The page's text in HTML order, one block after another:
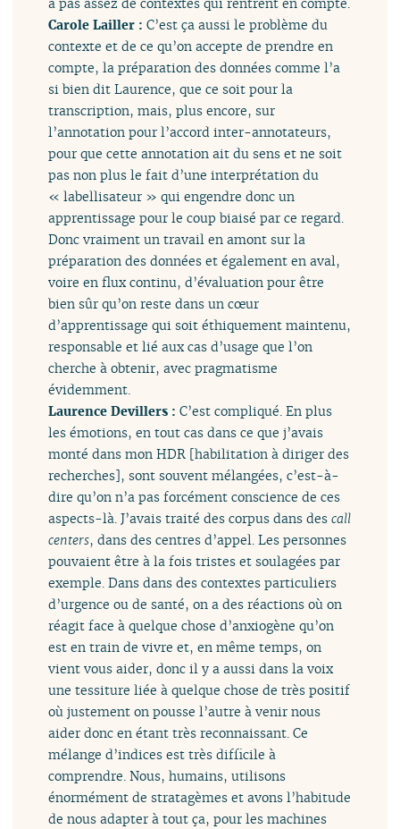
Carole Lailler :C’est ça aussi le problème du
contexte et de ce qu’on accepte de prendre en
compte, la préparation des données comme l’a
si bien dit Laurence, que ce soit pour la
transcription, mais, plus encore, sur
l’annotation pour l’accord inter-annotateurs,
pour que cette annotation ait du sens et ne soit
pas non plus le fait d’une interprétation du
« labellisateur » qui engendre donc un
apprentissage pour le coup biaisé par ce regard.
Donc vraiment un travail en amont sur la
préparation des données et également en aval,
voire en flux continu, d’évaluation pour être
bien sûr qu’on reste dans un cœur
d’apprentissage qui soit éthiquement maintenu,
responsable et lié aux cas d’usage que l’on
cherche à obtenir, avec pragmatisme
évidemment.
Laurence Devillers :C’est compliqué. En plus
les émotions, en tout cas dans ce que j’avais
monté dans mon HDR [habilitation à diriger des
recherches], sont souvent mélangées, c’est-à-
dire qu’on n’a pas forcément conscience de ces
aspects-là. J’avais traité des corpus dans descall
centers, dans des centres d’appel. Les personnes
pouvaient être à la fois tristes et soulagées par
exemple. Dans dans des contextes particuliers
d’urgence ou de santé, on a des réactions où on
réagit face à quelque chose d’anxiogène qu’on
est en train de vivre et, en même temps, on
vient vous aider, donc il y a aussi dans la voix
une tessiture liée à quelque chose de très positif
où justement on pousse l’autre à venir nous
aider donc en étant très reconnaissant. Ce
mélange d’indices est très difficile à
comprendre. Nous, humains, utilisons
énormément de stratagèmes et avons l’habitude
de nous adapter à tout ça, pour les machines